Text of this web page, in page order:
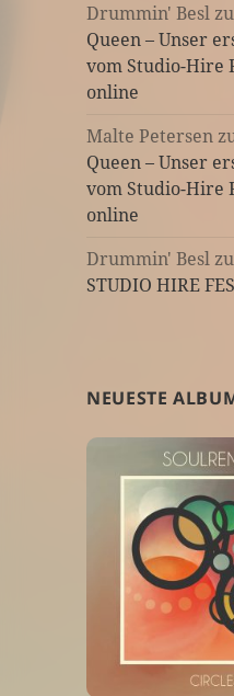
Drummin' Besl
Queen – Unser
vom Studio-Hire
online
Malte Petersen
Queen – Unser
vom Studio-Hire
online
Drummin' Besl
STUDIO HIRE
NEUESTE